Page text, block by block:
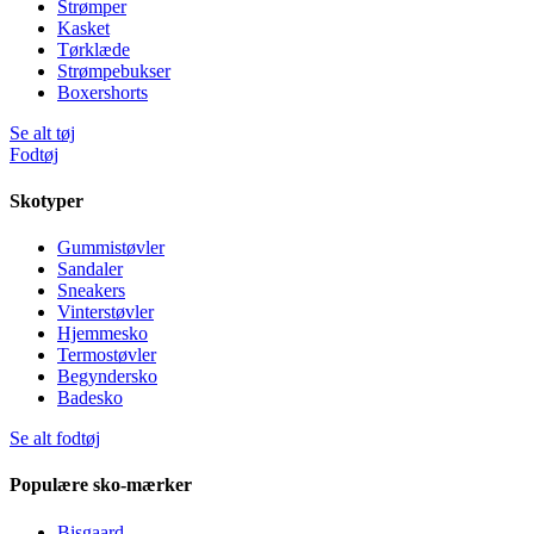
Strømper
Kasket
Tørklæde
Strømpebukser
Boxershorts
Se alt tøj
Fodtøj
Skotyper
Gummistøvler
Sandaler
Sneakers
Vinterstøvler
Hjemmesko
Termostøvler
Begyndersko
Badesko
Se alt fodtøj
Populære sko-mærker